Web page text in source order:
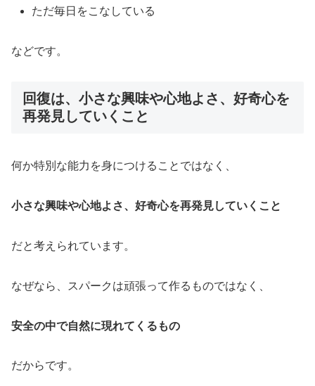
ただ毎日をこなしている
などです。
回復は、 小さな興味や心地よさ、好奇心を
再発見していくこと
何か特別な能力を身につけることではなく、
小さな興味や心地よさ、好奇心を再発見していくこと
だと考えられています。
なぜなら、スパークは頑張って作るものではなく、
安全の中で自然に現れてくるもの
だからです。